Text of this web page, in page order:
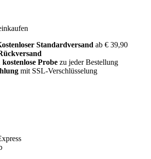
Standardversand ab € 39,90
Probe zu jeder Bestellung
mit SSL-Verschlüsselung